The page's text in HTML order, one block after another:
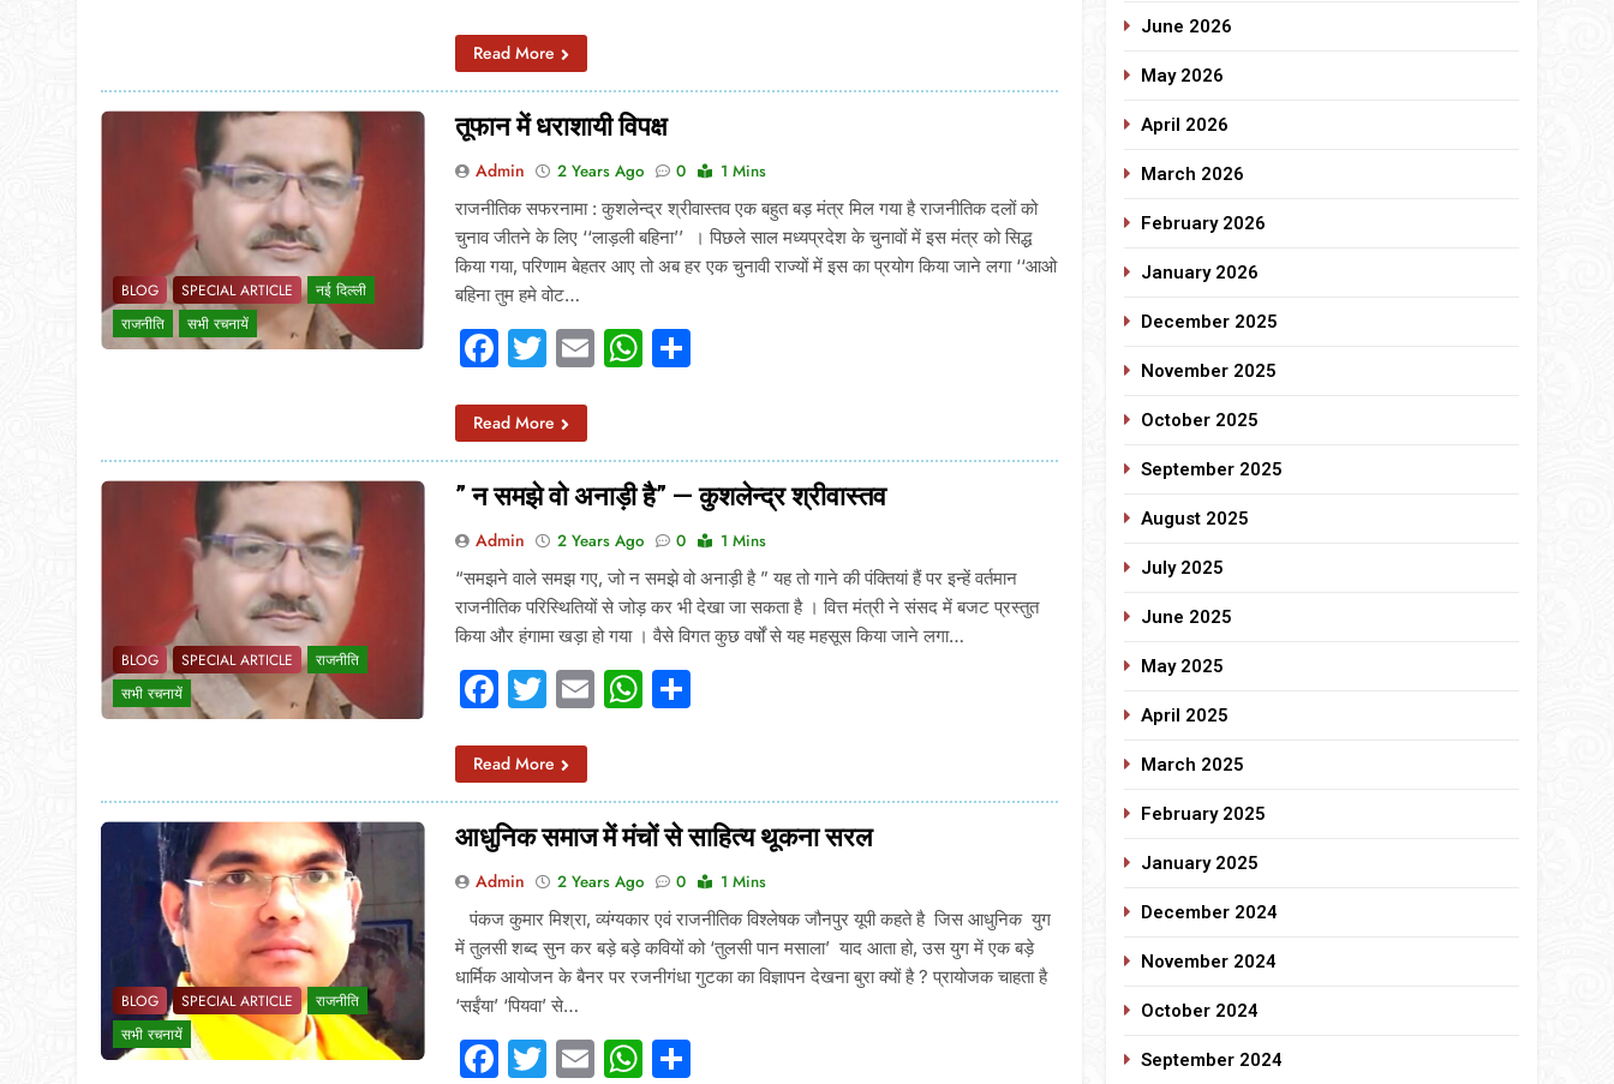
Read More
BLOG SPECIAL ARTICLE
नई दिल्ली
राजनीति
सभी रचनायें
तूफान में धराशायी विपक्ष
Admin 2 Years Ago 0
1 Mins
राजनीतिक सफरनामा : कुशलेन्द्र श्रीवास्तव एक बहुत बड़ मंत्र मिल गया है राजनीतिक दलों को
चुनाव जीतने के लिए ‘‘लाड़ली बहिना’’ । पिछले साल मध्यप्रदेश के चुनावों में इस मंत्र को सिद्ध
किया गया, परिणाम बेहतर आए तो अब हर एक चुनावी राज्यों में इस का प्रयोग किया जाने लगा ‘‘आओ
बहिना तुम हमे वोट…
Facebook
Twitter
EmailWhatsApp
Read More
BLOG SPECIAL ARTICLE
राजनीति
सभी रचनायें
” न समझे वो अनाड़ी है” — कुशलेन्द्र श्रीवास्तव
Admin 2 Years Ago 0
1 Mins
“समझने वाले समझ गए, जो न समझे वो अनाड़ी है ” यह तो गाने की पंक्तियां हैं पर इन्हें वर्तमान
राजनीतिक परिस्थितियों से जोड़ कर भी देखा जा सकता है । वित्त मंत्री ने संसद में बजट प्रस्तुत
किया और हंगामा खड़ा हो गया । वैसे विगत कुछ वर्षों से यह महसूस किया जाने लगा…
Facebook
Twitter
EmailWhatsApp
Read More
BLOG SPECIAL ARTICLE
राजनीति
सभी रचनायें
आधुनिक समाज में मंचों से साहित्य थूकना सरल
Admin 2 Years Ago 0
1 Mins
पंकज कुमार मिश्रा, व्यंग्यकार एवं राजनीतिक विश्लेषक जौनपुर यूपी कहते है जिस आधुनिक युग
में तुलसी शब्द सुन कर बड़े बड़े कवियों को ‘तुलसी पान मसाला’ याद आता हो, उस युग में एक बड़े
धार्मिक आयोजन के बैनर पर रजनीगंधा गुटका का विज्ञापन देखना बुरा क्यों है ? प्रायोजक चाहता है
‘सईंया’ ‘पियवा’ से…
Facebook
Twitter
EmailWhatsApp
June 2026
May 2026
April 2026
March 2026
February 2026
January 2026
December 2025
November 2025
October 2025
September 2025
August 2025
July 2025
June 2025
May 2025
April 2025
March 2025
February 2025
January 2025
December 2024
November 2024
October 2024
September 2024